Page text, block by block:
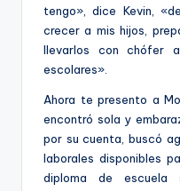
tengo», dice Kevin,
crecer a mis hijos,
llevarlos con chófer
escolares».
Ahora te presento a
encontró sola y
por su cuenta, buscó
laborales disponibles
diploma de escuela